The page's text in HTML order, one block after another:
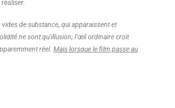
de substance, qui apparaissent et
ne sont qu’illusion; l’œil ordinaire croit
réel. Mais lorsque le film passe au